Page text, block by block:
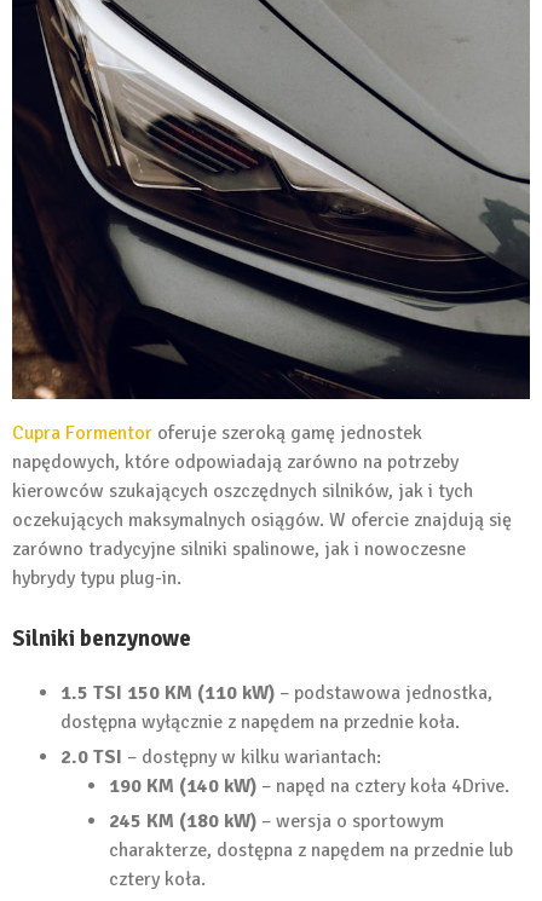
Cupra Formentor oferuje szeroką gamę jednostek
napędowych, które odpowiadają zarówno na potrzeby
kierowców szukających oszczędnych silników, jak i tych
oczekujących maksymalnych osiągów. W ofercie znajdują się
zarówno tradycyjne silniki spalinowe, jak i nowoczesne
hybrydy typu plug-in.
Silniki benzynowe
1.5 TSI 150 KM (110 kW) – podstawowa jednostka,
dostępna wyłącznie z napędem na przednie koła.
2.0 TSI – dostępny w kilku wariantach:
190 KM (140 kW) – napęd na cztery koła 4Drive.
245 KM (180 kW) – wersja o sportowym
charakterze, dostępna z napędem na przednie lub
cztery koła.